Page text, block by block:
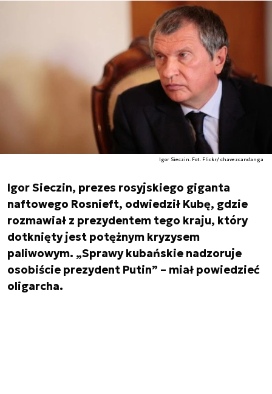
Igor Sieczin. Fot. Flickr/ chavezcandanga
Igor Sieczin, prezes rosyjskiego giganta
naftowego Rosnieft, odwiedził Kubę, gdzie
rozmawiał z prezydentem tego kraju, który
dotknięty jest potężnym kryzysem
paliwowym. „Sprawy kubańskie nadzoruje
osobiście prezydent Putin” – miał powiedzieć
oligarcha.